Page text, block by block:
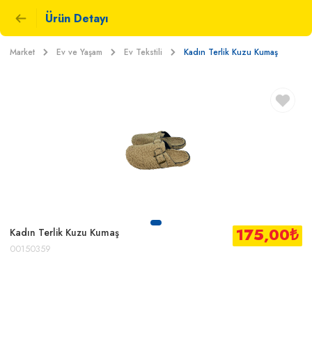
Ürün Detayı
Market Ev ve Yaşam Ev Tekstili Kadın Terlik Kuzu Kumaş
Kadın Terlik Kuzu Kumaş
00150359
175,00₺